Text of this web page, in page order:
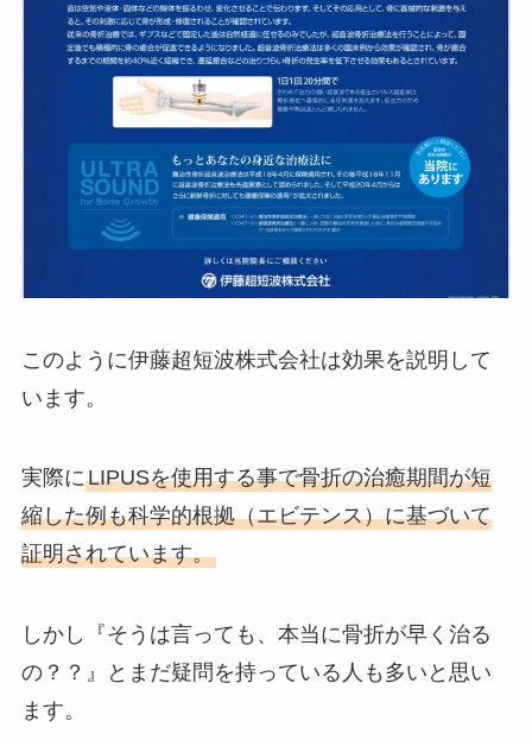
このように伊藤超短波株式会社は効果を説明して
います。
実際にLIPUSを使用する事で骨折の治癒期間が短
縮した例も科学的根拠（エビテンス）に基づいて
証明されています。
しかし『そうは言っても、本当に骨折が早く治る
の？？』とまだ疑問を持っている人も多いと思い
ます。